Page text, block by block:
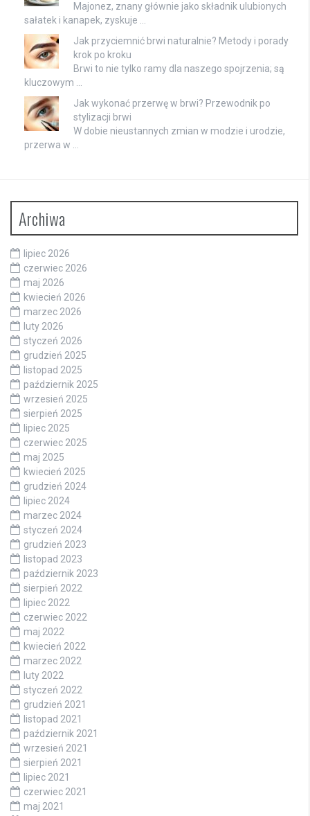
Majonez, znany głównie jako składnik ulubionych
sałatek i kanapek, zyskuje …
Jak przyciemnić brwi naturalnie? Metody i porady
krok po kroku
Brwi to nie tylko ramy dla naszego spojrzenia; są
kluczowym …
Jak wykonać przerwę w brwi? Przewodnik po
stylizacji brwi
W dobie nieustannych zmian w modzie i urodzie,
przerwa w …
Archiwa
lipiec 2026
czerwiec 2026
maj 2026
kwiecień 2026
marzec 2026
luty 2026
styczeń 2026
grudzień 2025
listopad 2025
październik 2025
wrzesień 2025
sierpień 2025
lipiec 2025
czerwiec 2025
maj 2025
kwiecień 2025
grudzień 2024
lipiec 2024
marzec 2024
styczeń 2024
grudzień 2023
listopad 2023
październik 2023
sierpień 2022
lipiec 2022
czerwiec 2022
maj 2022
kwiecień 2022
marzec 2022
luty 2022
styczeń 2022
grudzień 2021
listopad 2021
październik 2021
wrzesień 2021
sierpień 2021
lipiec 2021
czerwiec 2021
maj 2021